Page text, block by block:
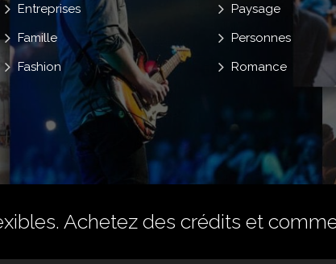
Entreprises
Famille
Fashion
Paysage
Personnes
Romance
Achetez des crédits et